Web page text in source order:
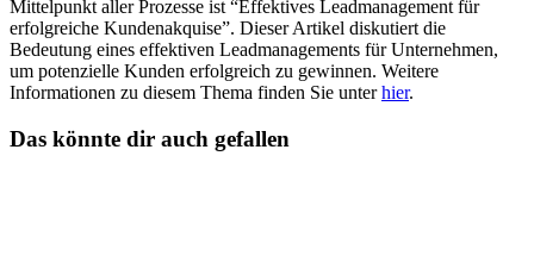
Mittelpunkt aller Prozesse ist “Effektives Leadmanagement für
erfolgreiche Kundenakquise”. Dieser Artikel diskutiert die
Bedeutung eines effektiven Leadmanagements für Unternehmen,
um potenzielle Kunden erfolgreich zu gewinnen. Weitere
Informationen zu diesem Thema finden Sie unterhier.
Das könnte dir auch gefallen